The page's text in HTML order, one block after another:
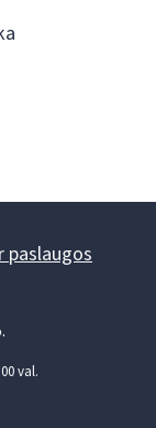
paslaugos
val.